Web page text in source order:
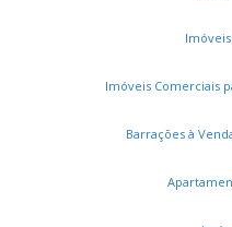
Imóveis Comerciais
Barrações à